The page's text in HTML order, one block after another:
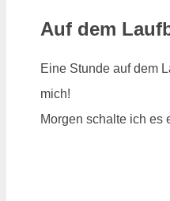
Auf dem
Eine Stunde auf dem
mich!
Morgen schalte ich es